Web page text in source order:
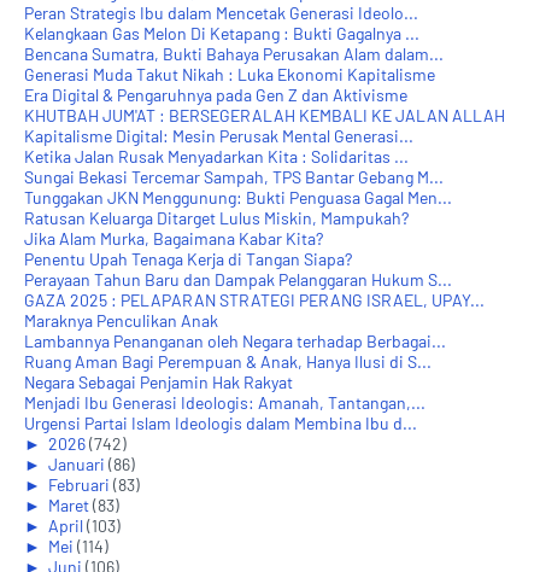
Peran Strategis Ibu dalam Mencetak Generasi Ideolo...
Kelangkaan Gas Melon Di Ketapang : Bukti Gagalnya ...
Bencana Sumatra, Bukti Bahaya Perusakan Alam dalam...
Generasi Muda Takut Nikah : Luka Ekonomi Kapitalisme
Era Digital & Pengaruhnya pada Gen Z dan Aktivisme
KHUTBAH JUM'AT : BERSEGERALAH KEMBALI KE JALAN ALLAH
Kapitalisme Digital: Mesin Perusak Mental Generasi...
Ketika Jalan Rusak Menyadarkan Kita : Solidaritas ...
Sungai Bekasi Tercemar Sampah, TPS Bantar Gebang M...
Tunggakan JKN Menggunung: Bukti Penguasa Gagal Men...
Ratusan Keluarga Ditarget Lulus Miskin, Mampukah?
Jika Alam Murka, Bagaimana Kabar Kita?
Penentu Upah Tenaga Kerja di Tangan Siapa?
Perayaan Tahun Baru dan Dampak Pelanggaran Hukum S...
GAZA 2025 : PELAPARAN STRATEGI PERANG ISRAEL, UPAY...
Maraknya Penculikan Anak
Lambannya Penanganan oleh Negara terhadap Berbagai...
Ruang Aman Bagi Perempuan & Anak, Hanya Ilusi di S...
Negara Sebagai Penjamin Hak Rakyat
Menjadi Ibu Generasi Ideologis: Amanah, Tantangan,...
Urgensi Partai Islam Ideologis dalam Membina Ibu d...
► 2026(742)
► Januari (86)
► Februari (83)
► Maret(83)
► April(103)
► Mei (114)
► Juni (106)